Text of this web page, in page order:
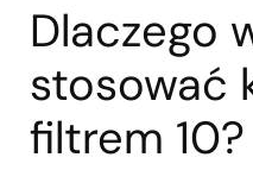
Dlaczego
stosować
filtrem 10?